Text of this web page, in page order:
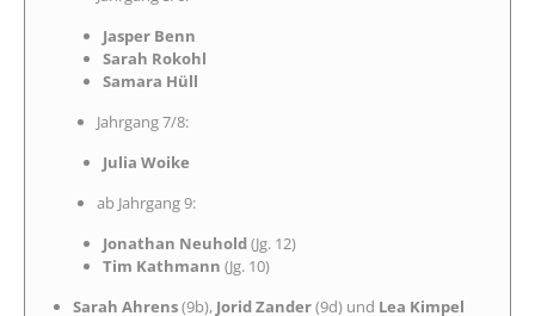
Jasper Benn
Sarah Rokohl
Samara Hüll
Jahrgang 7/8:
Julia Woike
ab Jahrgang 9:
Jonathan Neuhold(Jg. 12)
Tim Kathmann (Jg. 10)
Sarah Ahrens(9b), Jorid Zander(9d) und Lea Kimpel